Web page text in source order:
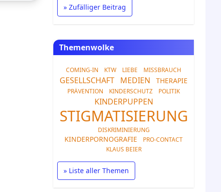
» Zufälliger Beitrag
Themenwolke
COMING-IN KTW LIEBE MISSBRAUCH
GESELLSCHAFT MEDIEN THERAPIE
PRÄVENTION KINDERSCHUTZ POLITIK
KINDERPUPPEN
STIGMATISIERUNG
DISKRIMINIERUNG
KINDERPORNOGRAFIE
PRO-CONTACT
KLAUS BEIER
» Liste aller Themen